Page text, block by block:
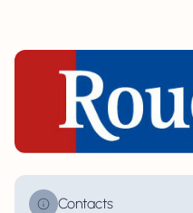
Contacts